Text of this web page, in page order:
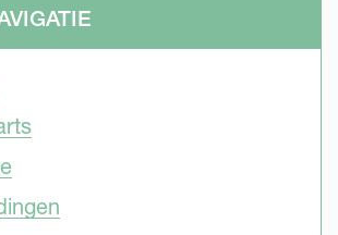
voorbereide omstandigheden met